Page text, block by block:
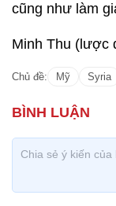
cũng như làm
Minh Thu (lược
Chủ đề: Mỹ Syria